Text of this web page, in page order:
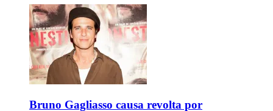
Bruno Gagliasso causa revolta por